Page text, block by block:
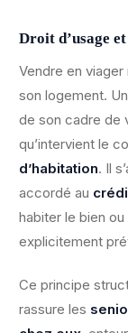
Droit d’usage
Vendre en viager
son logement.
de son cadre de
qu’intervient le
d’habitation. Il
accordé au
habiter le bien
explicitement
Ce principe
rassure les